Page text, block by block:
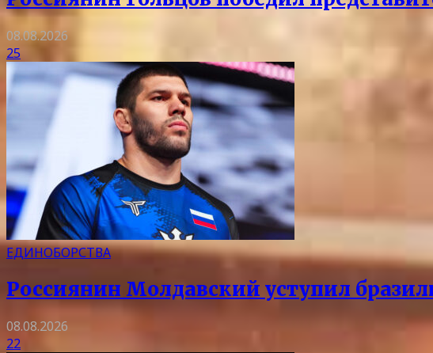
08.08.2026
25
ЕДИНОБОРСТВА
Россиянин Молдавский уступил
08.08.2026
22